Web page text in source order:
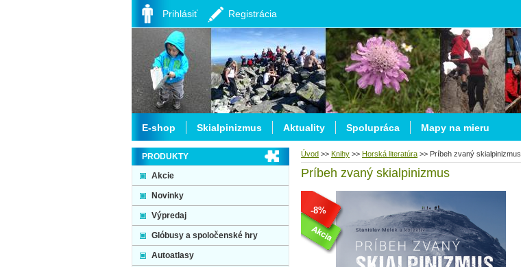
Úvod >> Knihy >> Horská literatúra >> Príbeh zvaný skialpinizmus
Príbeh zvaný skialpinizmus
-8%
PRODUKTY
Akcie
Novinky
Výpredaj
Glóbusy a spoločenské hry
Autoatlasy
E-shop Skialpinizmus Aktuality Spolupráca Mapy na mieru
Prihlásiť Registrácia